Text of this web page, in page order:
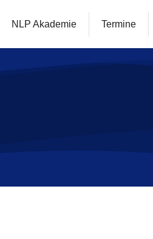
NLP Akademie Termine